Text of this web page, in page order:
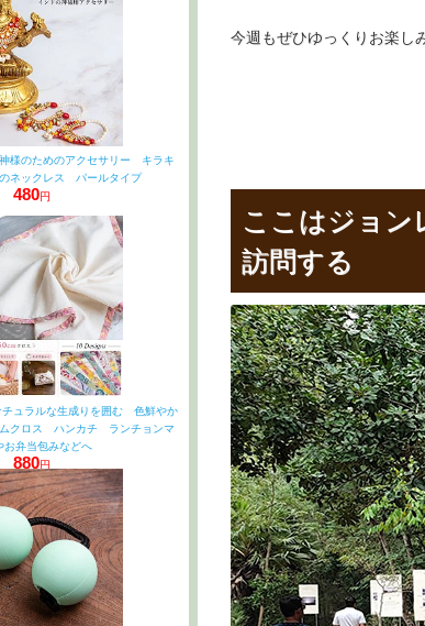
今週もぜひゆっくりお楽し
ここはジョン
訪問する
様のためのアクセサリー キラキ
ネックレス パールタイプ
480円
ュラルな生成りを囲む 色鮮やか
ムクロス ハンカチ ランチョンマ
お弁当包みなどへ
880円